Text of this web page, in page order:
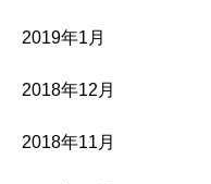
2019年1月
2018年12月
2018年11月